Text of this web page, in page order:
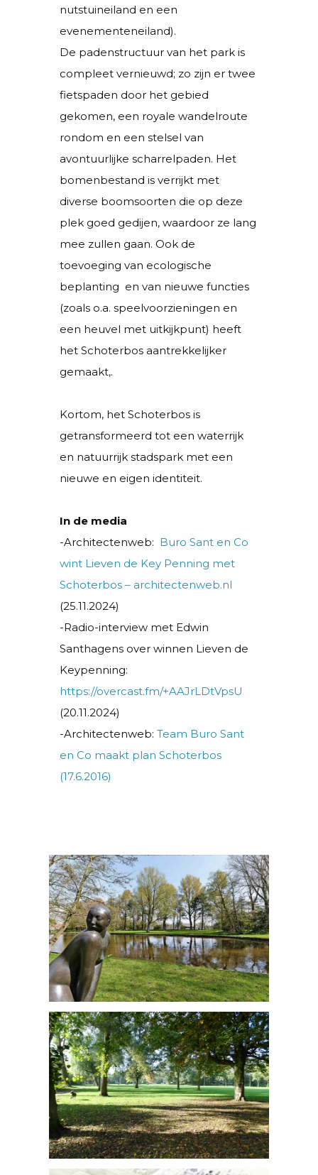
nutstuineiland en een
evenementeneiland).
De padenstructuur van het park is
compleet vernieuwd; zo zijn er twee
fietspaden door het gebied
gekomen, een royale wandelroute
rondom en een stelsel van
avontuurlijke scharrelpaden. Het
bomenbestand is verrijkt met
diverse boomsoorten die op deze
plek goed gedijen, waardoor ze lang
mee zullen gaan. Ook de
toevoeging van ecologische
beplanting en van nieuwe functies
(zoals o.a. speelvoorzieningen en
een heuvel met uitkijkpunt) heeft
het Schoterbos aantrekkelijker
gemaakt,.
Kortom, het Schoterbos is
getransformeerd tot een waterrijk
en natuurrijk stadspark met een
nieuwe en eigen identiteit.
In de media
-Architectenweb: Buro Sant en Co
wint Lieven de Key Penning met
Schoterbos – architectenweb.nl
(25.11.2024)
-Radio-interview met Edwin
Santhagens over winnen Lieven de
Keypenning:
https://overcast.fm/+AAJrLDtVpsU
(20.11.2024)
-Architectenweb: Team Buro Sant
en Co maakt plan Schoterbos
(17.6.2016)